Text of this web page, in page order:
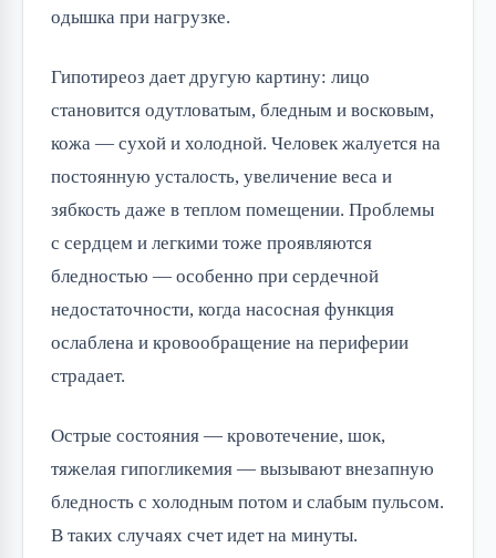
одышка при нагрузке.
Гипотиреоз дает другую картину: лицо
становится одутловатым, бледным и восковым,
кожа — сухой и холодной. Человек жалуется на
постоянную усталость, увеличение веса и
зябкость даже в теплом помещении. Проблемы
с сердцем и легкими тоже проявляются
бледностью — особенно при сердечной
недостаточности, когда насосная функция
ослаблена и кровообращение на периферии
страдает.
Острые состояния — кровотечение, шок,
тяжелая гипогликемия — вызывают внезапную
бледность с холодным потом и слабым пульсом.
В таких случаях счет идет на минуты.